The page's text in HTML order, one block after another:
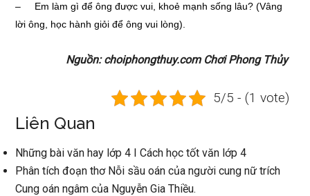
– Em làm gì để ông được vui, khoẻ mạnh sống lâu? (Vâng
lời ông, học hành giỏi để ông vui lòng).
Nguồn: choiphongthuy.com Chơi Phong Thủy
5/5 - (1 vote)
Liên Quan
Những bài văn hay lớp 4 I Cách học tốt văn lớp 4
Phân tích đoạn thơ Nỗi sầu oán của người cung nữ trích
Cung oán ngâm của Nguyễn Gia Thiều.